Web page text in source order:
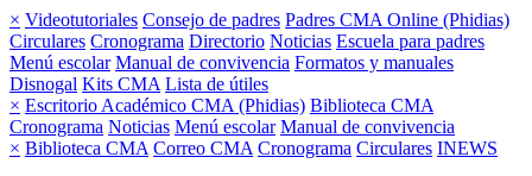
× Videotutoriales Consejo de padres Padres CMA Online (Phidias)
Circulares Cronograma Directorio Noticias Escuela para padres
Menú escolar Manual de convivencia Formatos y manuales
Disnogal Kits CMA Lista de útiles
× Escritorio Académico CMA (Phidias) Biblioteca CMA
Cronograma Noticias Menú escolar Manual de convivencia
× Biblioteca CMA Correo CMA Cronograma Circulares INEWS